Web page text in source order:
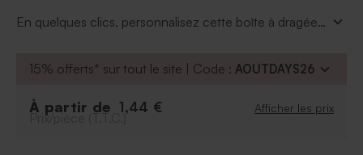
En quelques clics, personnalisez cette boîte à dragées
convives pour le baptême de votre princesse.
15% offerts* sur tout le site | Code : AOUTDAYS26
À partir de 1,44 € Afficher les prix
Prix/pièce (T.T.C.)